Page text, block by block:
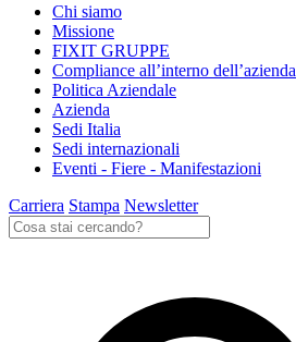
Chi siamo
Missione
FIXIT GRUPPE
Compliance all’interno dell’azienda
Politica Aziendale
Azienda
Sedi Italia
Sedi internazionali
Eventi - Fiere - Manifestazioni
Carriera Stampa Newsletter